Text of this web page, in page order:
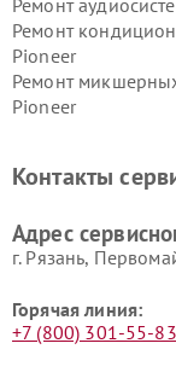
Ремонт
Pioneer
Ремонт
Pioneer
Контакты
Адрес
г. Рязань,
Горячая линия:
+7 (800) 301-55-83